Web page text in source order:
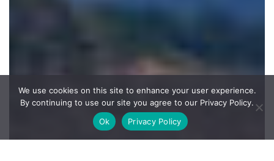
We use cookies on this site to enhance your user experience.
By continuing to use our site you agree to our Privacy Policy.
Ok
Privacy Policy